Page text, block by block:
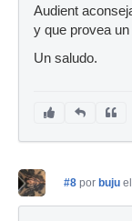
Audient
y que provea
Un saludo.
#8 por buju